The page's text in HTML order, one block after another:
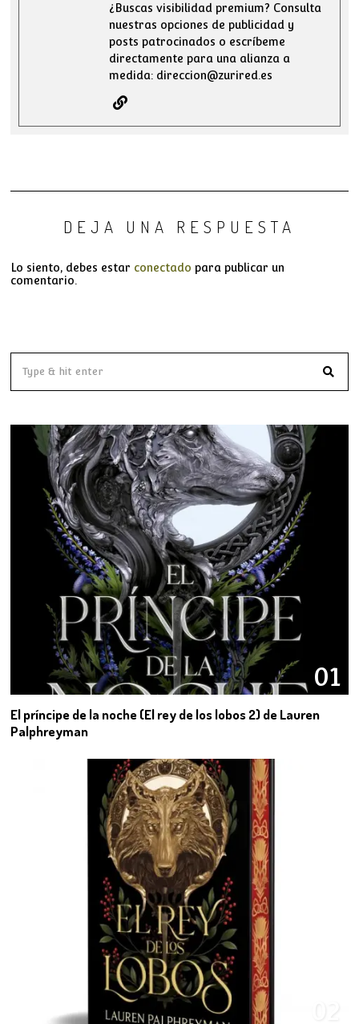
¿Buscas visibilidad premium? Consulta
nuestras opciones de publicidad y
posts patrocinados o escríbeme
directamente para una alianza a
medida: direccion@zurired.es
DEJA UNA RESPUESTA
Lo siento, debes estar conectado para publicar un
comentario.
01
El príncipe de la noche (El rey de los lobos 2) de Lauren
Palphreyman